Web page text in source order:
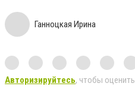
Ганноцкая Ирина
Авторизируйтесь, чтобы оценить